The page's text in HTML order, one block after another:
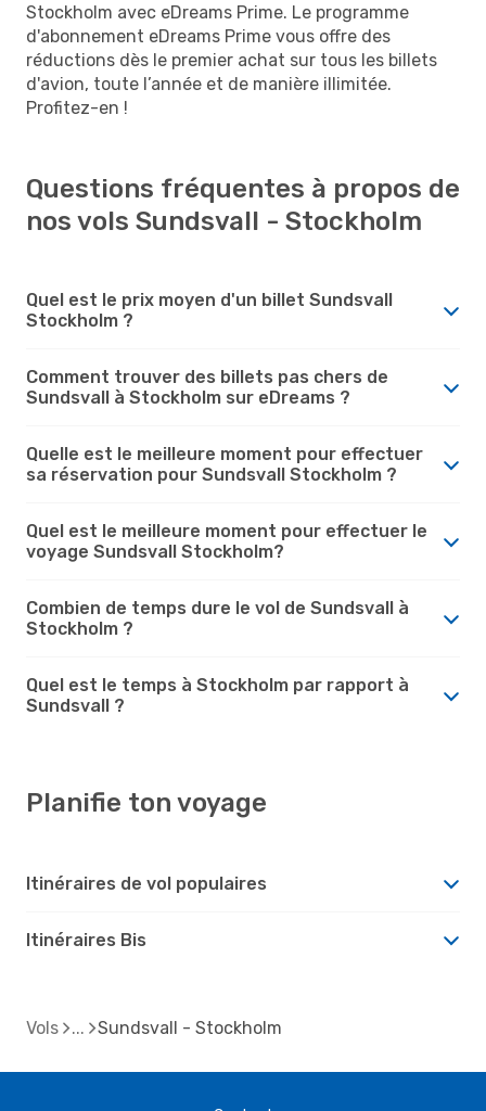
Stockholm avec eDreams Prime. Le programme
d'abonnement eDreams Prime vous offre des
réductions dès le premier achat sur tous les billets
d'avion, toute l’année et de manière illimitée.
Profitez-en !
Questions fréquentes à propos de
nos vols Sundsvall - Stockholm
Quel est le prix moyen d'un billet Sundsvall
Stockholm ?
Comment trouver des billets pas chers de
Sundsvall à Stockholm sur eDreams ?
Quelle est le meilleure moment pour effectuer
sa réservation pour Sundsvall Stockholm ?
Quel est le meilleure moment pour effectuer le
voyage Sundsvall Stockholm?
Combien de temps dure le vol de Sundsvall à
Stockholm ?
Quel est le temps à Stockholm par rapport à
Sundsvall ?
Planifie ton voyage
Itinéraires de vol populaires
Itinéraires Bis
Vols Sundsvall - Stockholm